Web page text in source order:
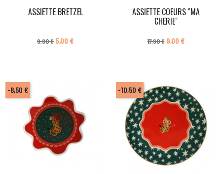
ASSIETTE BRETZEL
Prix de base
9,90 € Prix
5,00 €
ASSIETTE COEURS "MA
CHERIE"
Prix de base
17,90 € Prix
9,00 €
-8,50 € -10,50 €